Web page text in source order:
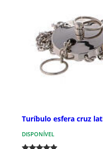
Turíbulo esfera cruz
DISPONÍVEL